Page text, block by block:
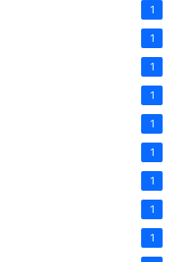
1
1
1
1
1
1
1
1
1